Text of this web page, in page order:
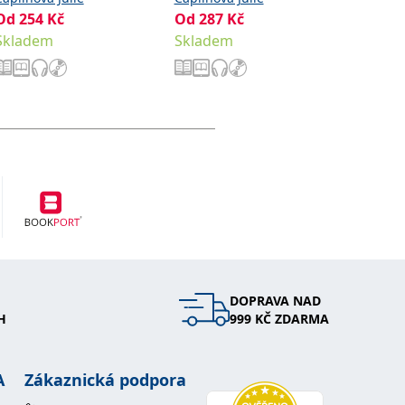
254 Kč
Od 287 Kč
Skladem
DOPRAVA NAD
999 KČ ZDARMA
Zákaznická podpora